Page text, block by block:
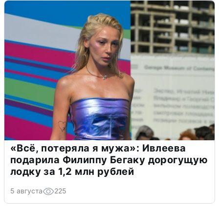
«Всё, потеряла я мужа»: Ивлеева
подарила Филиппу Бегаку дорогущую
лодку за 1,2 млн рублей
5 августа 225